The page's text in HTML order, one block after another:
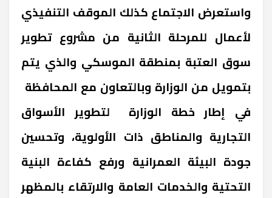
واستعرض الاجتماع كذلك الموقف التنفيذي
لأعمال للمرحلة الثانية من مشروع تطوير
سوق العتبة بمنطقة الموسكي والذي يتم
بتمويل من الوزارة وبالتعاون مع المحافظة
في إطار خطة الوزارة لتطوير الأسواق
التجارية والمناطق ذات الأولوية، وتحسين
جودة البيئة العمرانية ورفع كفاءة البنية
التحتية والخدمات العامة والارتقاء بالمظهر